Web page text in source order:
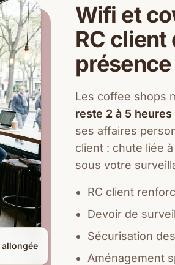
allongée
Wifi et
RC
présence
Les coffee shops
reste 2 à 5
ses affaires
client : chute liée
sous votre
RC client
Devoir de
Sécurisation
Aménagement